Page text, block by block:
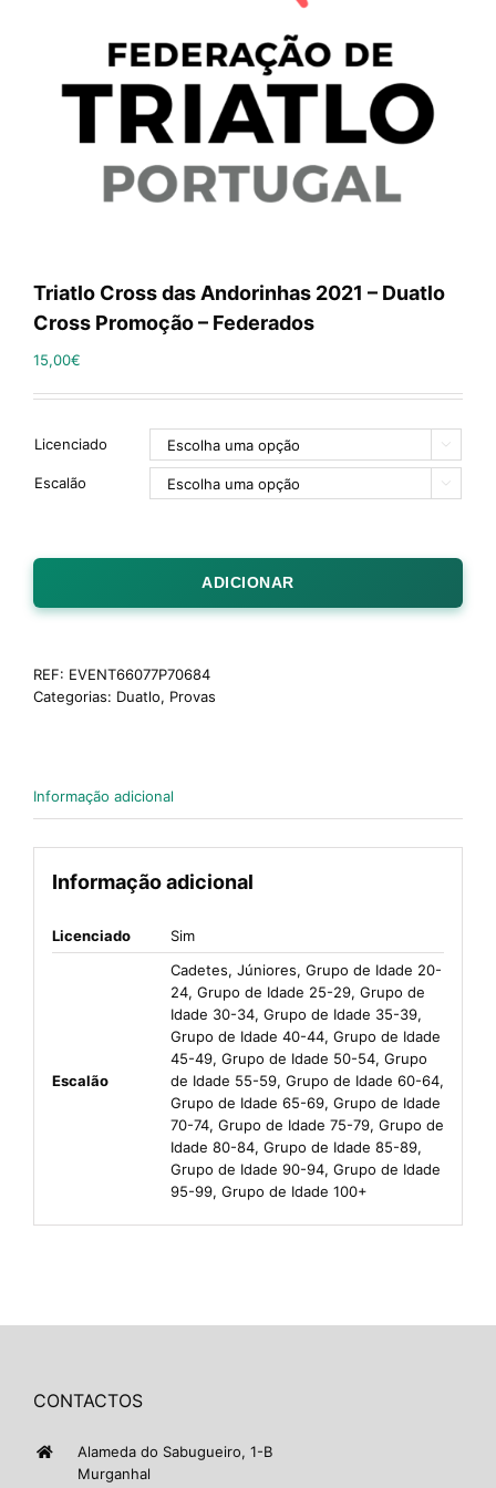
Triatlo Cross das Andorinhas 2021 – Duatlo
Cross Promoção – Federados
15,00€
Licenciado 
Escalão 
ADICIONAR
REF: EVENT66077P70684
Categorias: Duatlo, Provas
Informação adicional
Informação adicional
Licenciado Sim
Escalão
Cadetes, Júniores, Grupo de Idade 20-
24, Grupo de Idade 25-29, Grupo de
Idade 30-34, Grupo de Idade 35-39,
Grupo de Idade 40-44, Grupo de Idade
45-49, Grupo de Idade 50-54, Grupo
de Idade 55-59, Grupo de Idade 60-64,
Grupo de Idade 65-69, Grupo de Idade
70-74, Grupo de Idade 75-79, Grupo de
Idade 80-84, Grupo de Idade 85-89,
Grupo de Idade 90-94, Grupo de Idade
95-99, Grupo de Idade 100+
CONTACTOS
Alameda do Sabugueiro, 1-B
Murganhal